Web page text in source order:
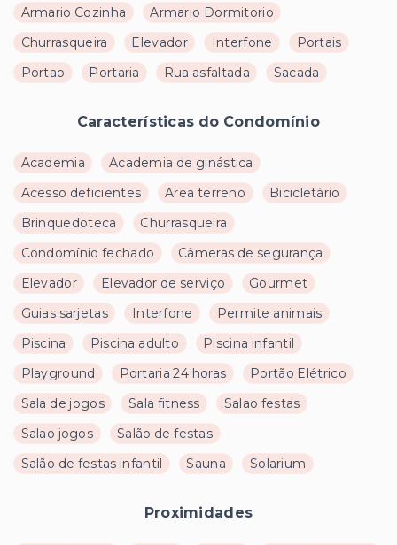
Armario Cozinha
Armario Dormitorio
Churrasqueira
Elevador Interfone
Portais
Portao
Portaria Rua asfaltada Sacada
Características do Condomínio
Academia
Academia de ginástica
Acesso deficientes
Area terreno
Bicicletário
Brinquedoteca
Churrasqueira
Condomínio fechado
Câmeras de segurança
Elevador
Elevador de serviço
Gourmet
Guias sarjetas
Interfone
Permite animais
Piscina
Piscina adulto
Piscina infantil
Playground
Portaria 24 horas
Portão Elétrico
Sala de jogos
Sala fitness
Salao festas
Salao jogos
Salão de festas
Salão de festas infantil
Sauna Solarium
Proximidades